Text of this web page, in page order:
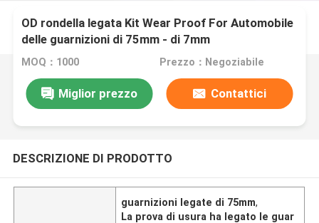
OD rondella legata Kit Wear Proof For Automobile
delle guarnizioni di 75mm - di 7mm
MOQ：1000 Prezzo：Negoziabile
Miglior prezzo Contattici
DESCRIZIONE DI PRODOTTO
guarnizioni legate di 75mm,
La prova di usura ha legato le guar